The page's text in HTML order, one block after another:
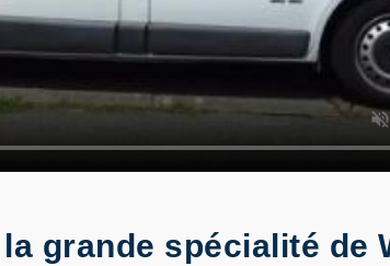
grande spécialité de